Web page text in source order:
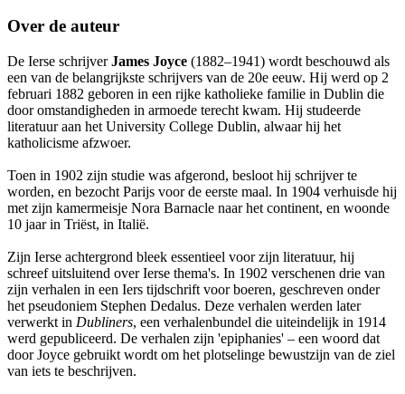
Over de auteur
De Ierse schrijverJames Joyce (1882–1941) wordt beschouwd als
een van de belangrijkste schrijvers van de 20e eeuw. Hij werd op 2
februari 1882 geboren in een rijke katholieke familie in Dublin die
door omstandigheden in armoede terecht kwam. Hij studeerde
literatuur aan het University College Dublin, alwaar hij het
katholicisme afzwoer.
Toen in 1902 zijn studie was afgerond, besloot hij schrijver te
worden, en bezocht Parijs voor de eerste maal. In 1904 verhuisde hij
met zijn kamermeisje Nora Barnacle naar het continent, en woonde
10 jaar in Triëst, in Italië.
Zijn Ierse achtergrond bleek essentieel voor zijn literatuur, hij
schreef uitsluitend over Ierse thema's. In 1902 verschenen drie van
zijn verhalen in een Iers tijdschrift voor boeren, geschreven onder
het pseudoniem Stephen Dedalus. Deze verhalen werden later
verwerkt in Dubliners, een verhalenbundel die uiteindelijk in 1914
werd gepubliceerd. De verhalen zijn 'epiphanies' – een woord dat
door Joyce gebruikt wordt om het plotselinge bewustzijn van de ziel
van iets te beschrijven.